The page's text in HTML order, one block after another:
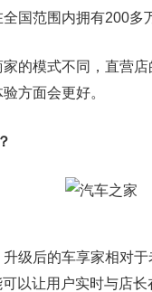
国范围内拥有200多
模式不同，直营店
方面会更好。
后的车享家相对于
可以让用户实时与店